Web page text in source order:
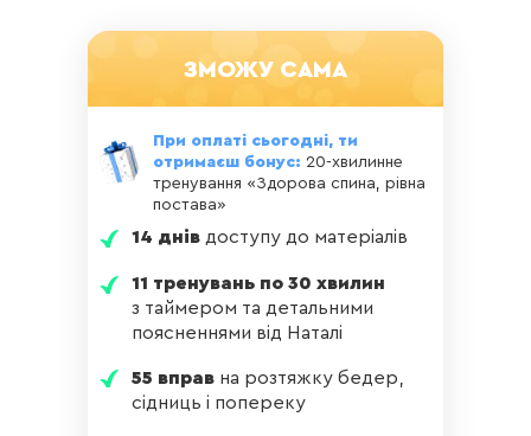
ЗМОЖУ САМА
14 днів доступу до матеріалів
При оплаті сьогодні, ти
отримаєш бонус: 20-хвилинне
тренування «Здорова спина, рівна
постава»
11 тренувань по 30 хвилин
з таймером та детальними
поясненнями від Наталі
55 вправ на розтяжку бедер,
сідниць і попереку